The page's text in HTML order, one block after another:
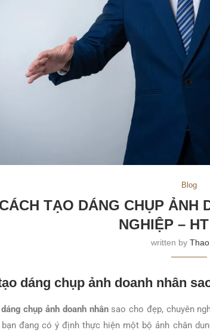
Blog
TẠO DÁNG CHỤP ẢNH
NGHIỆP –
written by
dáng chụp ảnh doanh nhân
chụp ảnh doanh nhânsao cho đẹp, chuyên
bạn đang có ý định thực hiện một bộ ảnh chân